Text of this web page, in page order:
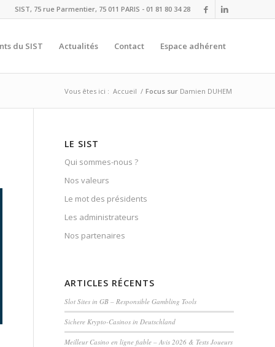
SIST, 75 rue Parmentier, 75 011 PARIS - 01 81 80 34 28
du SIST Actualités Contact Espace adhérent
Vous êtes ici : Accueil / Focus sur Damien DUHEM
LE SIST
Qui sommes-nous ?
Nos valeurs
Le mot des présidents
Les administrateurs
Nos partenaires
ARTICLES RÉCENTS
Slot Sites in GB – Responsible Gambling Tools
Sichere Krypto-Casinos in Deutschland
Meilleur Casino en ligne fiable – Avis 2026 & Tests Joueurs